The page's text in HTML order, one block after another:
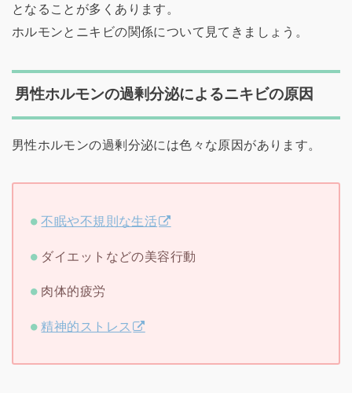
となることが多くあります。
ホルモンとニキビの関係について見てきましょう。
男性ホルモンの過剰分泌によるニキビの原因
男性ホルモンの過剰分泌には色々な原因があります。
不眠や不規則な生活
ダイエットなどの美容行動
肉体的疲労
精神的ストレス